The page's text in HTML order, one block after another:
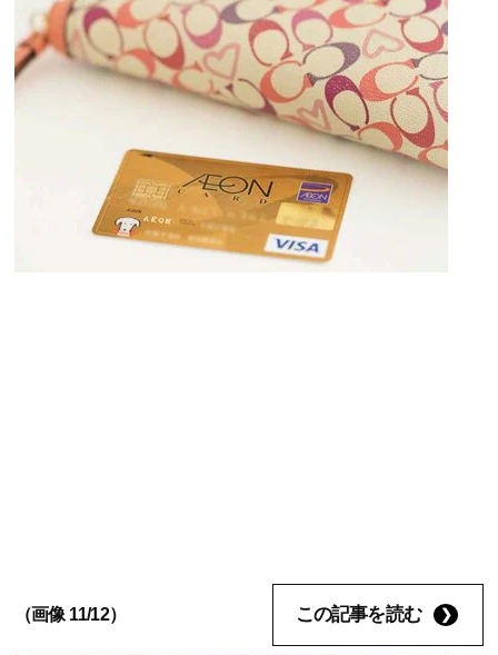
（画像 11/12） この記事を読む